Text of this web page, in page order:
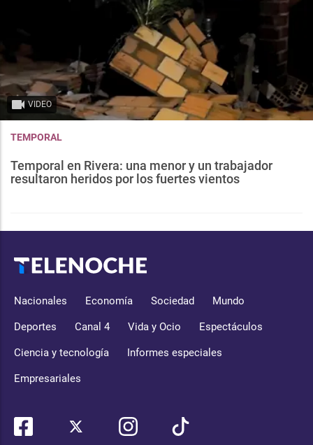
VIDEO
TEMPORAL
Temporal en Rivera: una menor y un trabajador
resultaron heridos por los fuertes vientos
Nacionales Economía Sociedad Mundo
Deportes Canal 4 Vida y Ocio Espectáculos
Ciencia y tecnología Informes especiales
Empresariales